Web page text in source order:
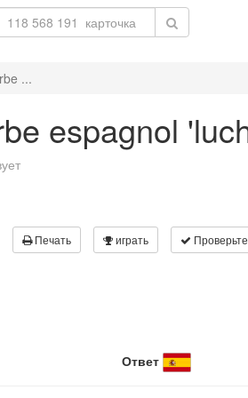
...
espagnol
Печать играть
Ответ